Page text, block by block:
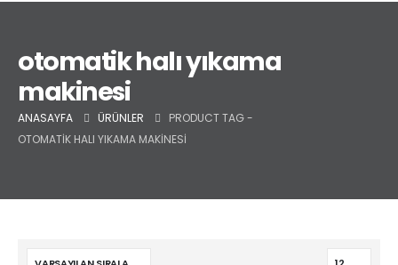
otomatik halı yıkama
makinesi
ANASAYFA ÜRÜNLER
PRODUCT TAG -
OTOMATIK HALI YIKAMA MAKINESI